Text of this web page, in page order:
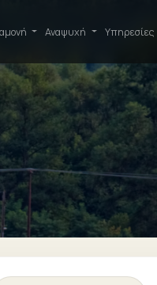
Αναψυχή Υπηρεσίες